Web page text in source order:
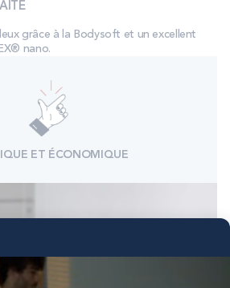
grâce à la Bodysoft et un excellent
nano.
ET ÉCONOMIQUE